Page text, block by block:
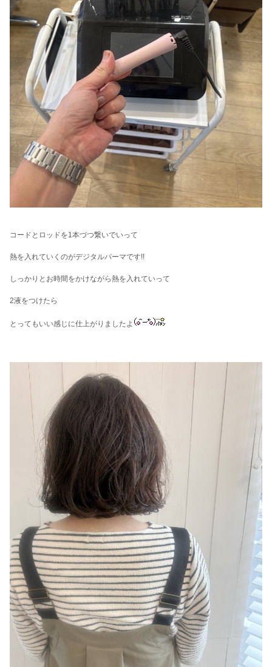
コードとロッドを1本づつ繋いでいって
熱を入れていくのがデジタルパーマです!!
しっかりとお時間をかけながら熱を入れていって
2液をつけたら
とってもいい感じに仕上がりましたよ